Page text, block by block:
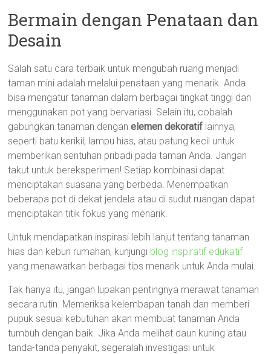
Bermain dengan Penataan dan
Desain
Salah satu cara terbaik untuk mengubah ruang menjadi
taman mini adalah melalui penataan yang menarik. Anda
bisa mengatur tanaman dalam berbagai tingkat tinggi dan
menggunakan pot yang bervariasi. Selain itu, cobalah
gabungkan tanaman denganelemen dekoratif lainnya,
seperti batu kerikil, lampu hias, atau patung kecil untuk
memberikan sentuhan pribadi pada taman Anda. Jangan
takut untuk bereksperimen! Setiap kombinasi dapat
menciptakan suasana yang berbeda. Menempatkan
beberapa pot di dekat jendela atau di sudut ruangan dapat
menciptakan titik fokus yang menarik.
Untuk mendapatkan inspirasi lebih lanjut tentang tanaman
hias dan kebun rumahan, kunjungi blog inspiratif edukatif
yang menawarkan berbagai tips menarik untuk Anda mulai.
Tak hanya itu, jangan lupakan pentingnya merawat tanaman
secara rutin. Memeriksa kelembapan tanah dan memberi
pupuk sesuai kebutuhan akan membuat tanaman Anda
tumbuh dengan baik. Jika Anda melihat daun kuning atau
tanda-tanda penyakit, segeralah investigasi untuk